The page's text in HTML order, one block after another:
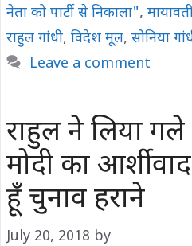
नेता को पार्टी से निकाला",
राहुल गांधी, विदेश मूल, सोनिया
Leave a comment
राहुल ने लिया
मोदी का
हूँ चुनाव हराने
July 20, 2018 by